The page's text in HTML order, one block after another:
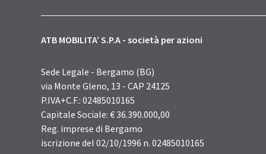
ATB MOBILITA’ S.P.A - società per azioni
Sede Legale - Bergamo (BG)
via Monte Gleno, 13 - CAP 24125
P.IVA+C.F.: 02485010165
Capitale Sociale: € 36.390.000,00
Reg. imprese di Bergamo
iscrizione del 02/10/1996 n. 02485010165